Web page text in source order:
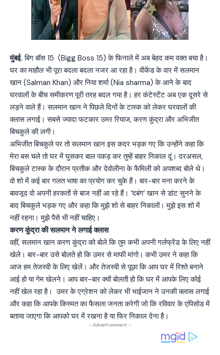
मुंबई.बिग बॉस 15 (Bigg Boss 15) के फिनाले में अब बेहद कम वक्त बचा है।
घर का माहौल भी पूरा बदला बदला नजर आ रहा है। वीकेंड के वार में सलमान
खान (Salman Khan) और निया शर्मा (Nia sharma) के आने के बाद
घरवालों के बीच समीकरण पूरी तरह बदल गया है। हर कंटेस्टेंट अब एक दूसरे से
लड़ने वाले हैं। सलमान खान ने पिछले दिनों के टास्क को लेकर घरवालों की
क्लास लगाई। सबसे ज्यादा फटकार उमर रियाज, करण कुंद्रा और अभिजीत
बिचकुले की लगी।
अभिजीत बिचकुले पर तो सलमान खान इस कदर भड़क गए कि उन्होंने कहा कि
मेरा बस चले तो घर में घुसकर बाल पकड़ कर तुम्हें बाहर निकाल दूं। दरअसल,
बिचकुले टास्क के दौरान प्रतीक और देवोलीना के फैमिली को अपशब्द बोले थे।
वो शो में कई बार गलत भाषा का प्रयोग कर चुके हैं। बार-बार मना करने के
बावजूद वो अपनी हरकतों से बाज नहीं आ रहे हैं। ‘दबंग’ खान से डांट सुनने के
बाद बिचकुले भड़क गए और कहा कि मुझे शो से बाहर निकालों। मुझे इस शो में
नहीं रहना। मुझे पैसे भी नहीं चाहिए।
करण कुंद्रा की सलमान ने लगाई क्लास
वहीं, सलमान खान करण कुंद्रा को बोले कि तुम कभी अपनी गर्लफ्रेंड के लिए नहीं
खेले। बार-बार उसे बोलते हो कि उमर से माफी मांगो। कभी उमर ने कहा कि
आज हम तेजस्वी के लिए खेलें। और तेजस्वी से पूछा कि आप घर में रिश्ते बनाने
आई हो या गेम खेलने। आप बार-बार क्यों बोलती हो कि घर में आपके लिए कोई
नहीं खेल रहा है। उमर के एग्रेशन को लेकर भी भाईजान ने उनकी क्लास लगाई
और कहा कि आपके किस्मत का फैसला जनता करेगी जो कि रविवार के एपिसोड में
बताया जाएगा कि आपको घर में रखना है या फिर निकाल देना है।
- Advertisement -